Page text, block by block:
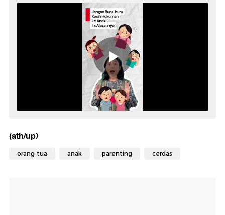
(ath/up)
orang tua anak parenting cerdas